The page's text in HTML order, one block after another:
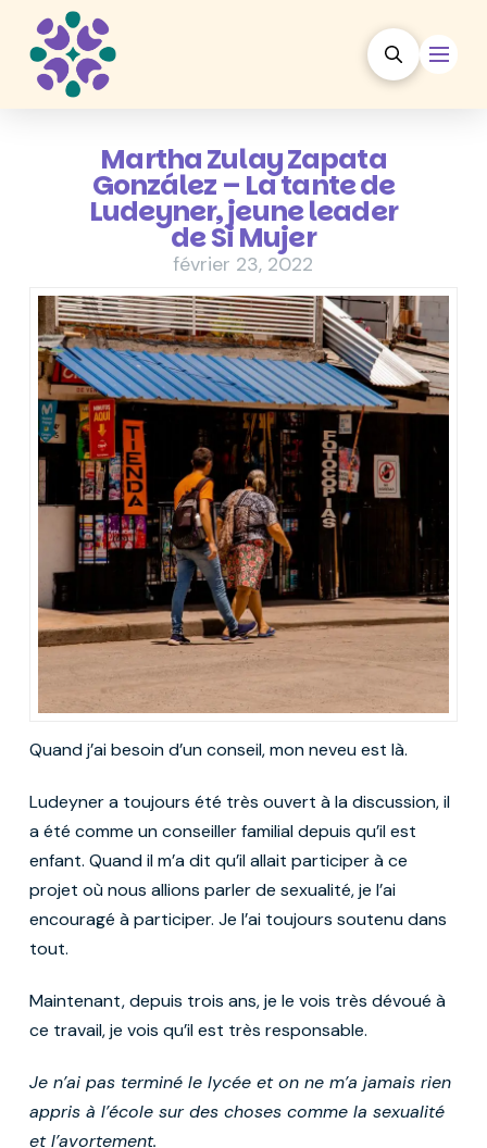
Martha Zulay Zapata
González – La tante de
Ludeyner, jeune leader
de Si Mujer
février 23, 2022
Quand j’ai besoin d’un conseil, mon neveu est là.
Ludeyner a toujours été très ouvert à la discussion, il
a été comme un conseiller familial depuis qu’il est
enfant. Quand il m’a dit qu’il allait participer à ce
projet où nous allions parler de sexualité, je l’ai
encouragé à participer. Je l’ai toujours soutenu dans
tout.
Maintenant, depuis trois ans, je le vois très dévoué à
ce travail, je vois qu’il est très responsable.
Je n’ai pas terminé le lycée et on ne m’a jamais rien
appris à l’école sur des choses comme la sexualité
et l’avortement.